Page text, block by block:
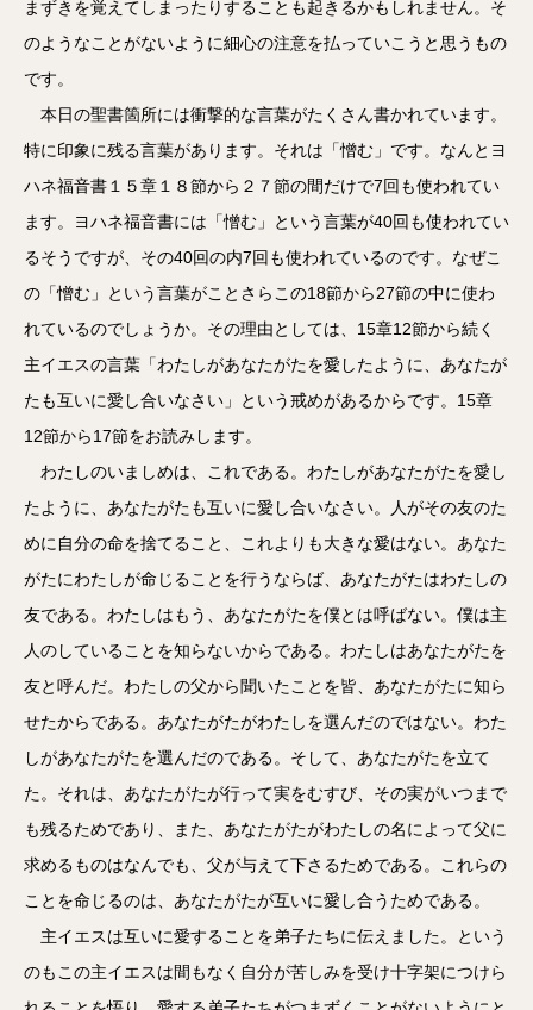
まずきを覚えてしまったりすることも起きるかもしれません。そ
のようなことがないように細心の注意を払っていこうと思うもの
です。
本日の聖書箇所には衝撃的な言葉がたくさん書かれています。
特に印象に残る言葉があります。それは「憎む」です。なんとヨ
ハネ福音書１５章１８節から２７節の間だけで7回も使われてい
ます。ヨハネ福音書には「憎む」という言葉が40回も使われてい
るそうですが、その40回の内7回も使われているのです。なぜこ
の「憎む」という言葉がことさらこの18節から27節の中に使わ
れているのでしょうか。その理由としては、15章12節から続く
主イエスの言葉「わたしがあなたがたを愛したように、あなたが
たも互いに愛し合いなさい」という戒めがあるからです。15章
12節から17節をお読みします。
わたしのいましめは、これである。わたしがあなたがたを愛し
たように、あなたがたも互いに愛し合いなさい。人がその友のた
めに自分の命を捨てること、これよりも大きな愛はない。あなた
がたにわたしが命じることを行うならば、あなたがたはわたしの
友である。わたしはもう、あなたがたを僕とは呼ばない。僕は主
人のしていることを知らないからである。わたしはあなたがたを
友と呼んだ。わたしの父から聞いたことを皆、あなたがたに知ら
せたからである。あなたがたがわたしを選んだのではない。わた
しがあなたがたを選んだのである。そして、あなたがたを立て
た。それは、あなたがたが行って実をむすび、その実がいつまで
も残るためであり、また、あなたがたがわたしの名によって父に
求めるものはなんでも、父が与えて下さるためである。これらの
ことを命じるのは、あなたがたが互いに愛し合うためである。
主イエスは互いに愛することを弟子たちに伝えました。という
のもこの主イエスは間もなく自分が苦しみを受け十字架につけら